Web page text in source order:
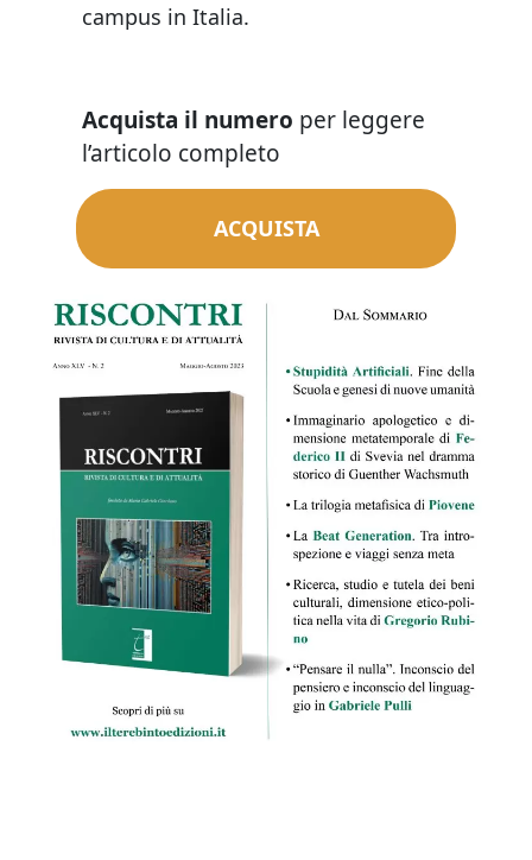
campus in Italia.
Acquista il numero per leggere
l’articolo completo
ACQUISTA